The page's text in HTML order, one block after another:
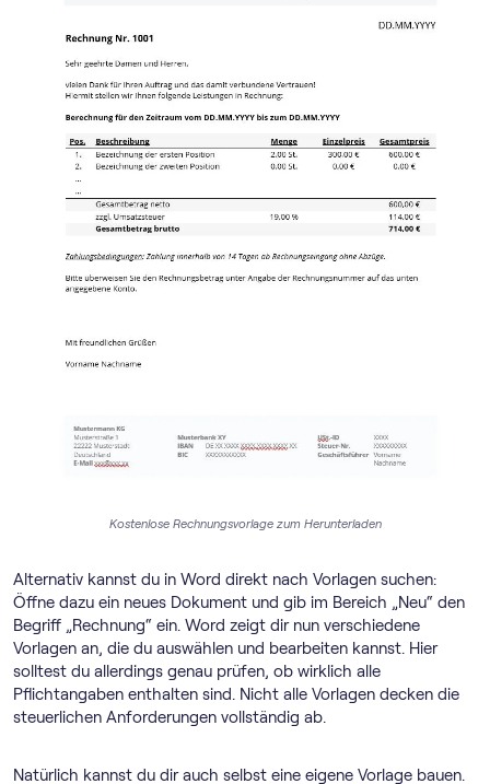
Kostenlose Rechnungsvorlage zum Herunterladen
Alternativ kannst du in Word direkt nach Vorlagen suchen:
Öffne dazu ein neues Dokument und gib im Bereich „Neu“ den
Begriff „Rechnung“ ein. Word zeigt dir nun verschiedene
Vorlagen an, die du auswählen und bearbeiten kannst. Hier
solltest du allerdings genau prüfen, ob wirklich alle
Pflichtangaben enthalten sind. Nicht alle Vorlagen decken die
steuerlichen Anforderungen vollständig ab.
Natürlich kannst du dir auch selbst eine eigene Vorlage bauen.